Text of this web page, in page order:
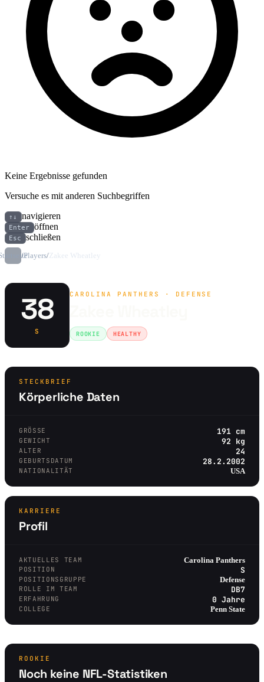
Keine Ergebnisse gefunden
Versuche es mit anderen Suchbegriffen
↑↓ navigieren
Enter öffnen
Esc schließen
/Players/Zakee Wheatley
38
S
CAROLINA PANTHERS · DEFENSE
ROOKIE HEALTHY
STECKBRIEF
Körperliche Daten
GRÖSSE 191 cm
GEWICHT 92 kg
ALTER 24
GEBURTSDATUM 28.2.2002
NATIONALITÄT USA
KARRIERE
Profil
AKTUELLES TEAM Carolina Panthers
POSITION S
POSITIONSGRUPPE Defense
ROLLE IM TEAM DB7
ERFAHRUNG 0 Jahre
COLLEGE Penn State
ROOKIE
Noch keine NFL-Statistiken